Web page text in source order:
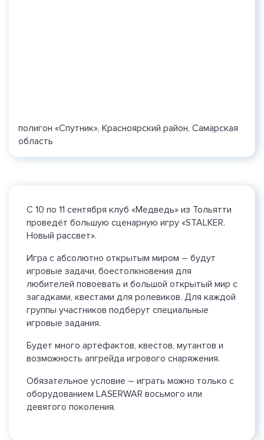
полигон «Спутник», Красноярский район, Самарская
область
С 10 по 11 сентября клуб «Медведь» из Тольятти
проведёт большую сценарную игру «STALKER.
Новый рассвет».
Игра с абсолютно открытым миром – будут
игровые задачи, боестолкновения для
любителей повоевать и большой открытый мир с
загадками, квестами для ролевиков. Для каждой
группы участников подберут специальные
игровые задания.
Будет много артефактов, квестов, мутантов и
возможность апгрейда игрового снаряжения.
Обязательное условие – играть можно только с
оборудованием LASERWAR восьмого или
девятого поколения.